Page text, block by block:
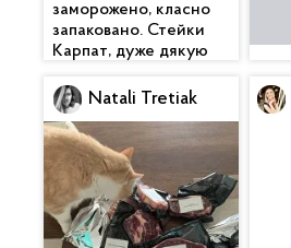
заморожено, класно
запаковано. Стейки
Карпат, дуже дякую
Natali Tretiak